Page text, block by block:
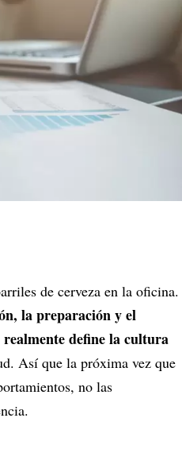
de cerveza en la oficina.
la preparación y el
define la cultura
Así que la próxima vez que
no las